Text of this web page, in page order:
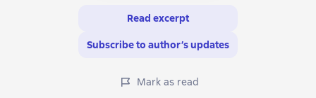
Read excerpt
Subscribe to author’s updates
Mark as read